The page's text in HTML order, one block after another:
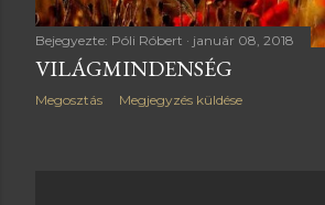
Bejegyezte: Póli Róbert január 08, 2018
VILÁGMINDENSÉG
Megosztás Megjegyzés küldése